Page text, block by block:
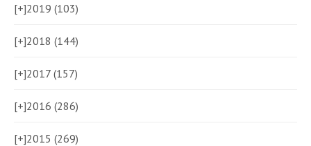
[+]2019 (103)
[+]2018 (144)
[+]2017 (157)
[+]2016 (286)
[+]2015 (269)